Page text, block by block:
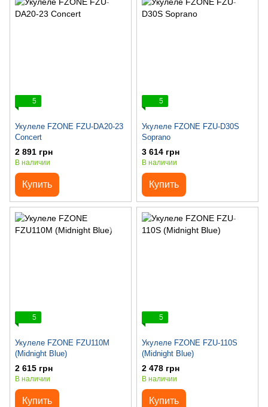
5
Укулеле FZONE FZU-DA20-23
Concert
2 891 грн
В наличии
Купить
5
Укулеле FZONE FZU-D30S
Soprano
3 614 грн
В наличии
Купить
5
Укулеле FZONE FZU110M
(Midnight Blue)
2 615 грн
В наличии
Купить
5
Укулеле FZONE FZU-110S
(Midnight Blue)
2 478 грн
В наличии
Купить